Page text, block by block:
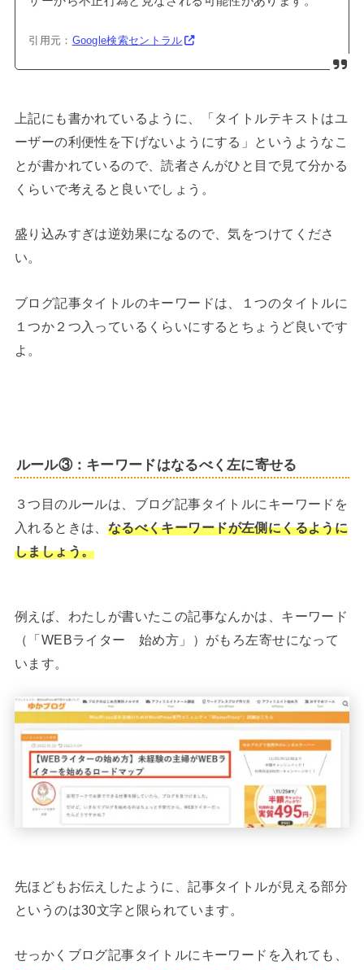
引用元： Google検索セントラル
上記にも書かれているように、「タイトルテキストはユ
ーザーの利便性を下げないようにする」というようなこ
とが書かれているので、読者さんがひと目で見て分かる
くらいで考えると良いでしょう。
盛り込みすぎは逆効果になるので、気をつけてくださ
い。
ブログ記事タイトルのキーワードは、１つのタイトルに
１つか２つ入っているくらいにするとちょうど良いです
よ。
ルール③： キーワードはなるべく左に寄せる
３つ目のルールは、ブログ記事タイトルにキーワードを
入れるときは、 なるべくキーワードが左側にくるように
しましょう。
例えば、わたしが書いたこの記事なんかは、キーワード
（「WEBライター 始め方」）がもろ左寄せになって
います。
先ほどもお伝えしたように、記事タイトルが見える部分
というのは30文字と限られています。
せっかくブログ記事タイトルにキーワードを入れても、